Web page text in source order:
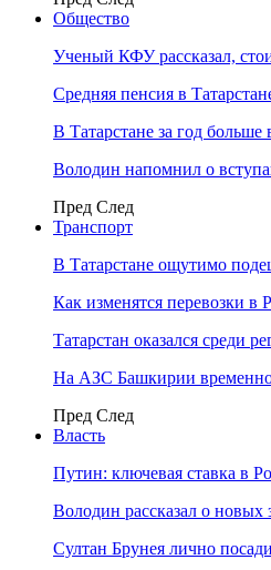
Общество
Ученый КФУ рассказал,
Средняя пенсия в
В Татарстане за год
Володин напомнил о
Пред След
Транспорт
В Татарстане ощутимо
Как изменятся перевозки в
Татарстан оказался среди
На АЗС Башкирии временно
Пред След
Власть
Путин: ключевая ставка в
Володин рассказал о
Султан Брунея лично